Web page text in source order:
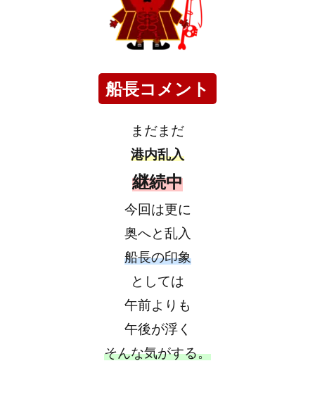
船長コメント
まだまだ
港内乱入
継続中
今回は更に
奥へと乱入
船長の印象
としては
午前よりも
午後が浮く
そんな気がする。